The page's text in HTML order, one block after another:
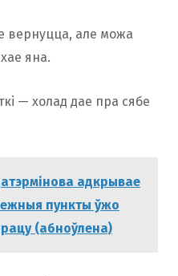
вернуцца, але можа
яна.
— холад дае пра сябе
адкрывае
пункты ўжо
(абноўлена)